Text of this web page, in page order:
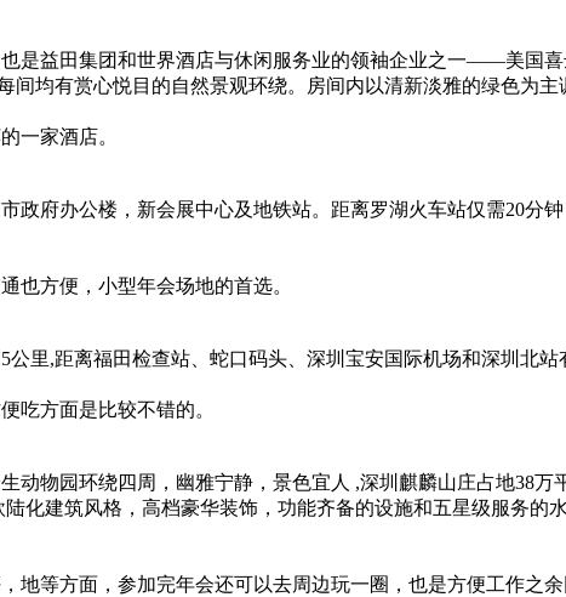
益田集团和世界酒店与休闲服务业的领袖企业之一——美国喜
均有赏心悦目的自然景观环绕。房间内以清新淡雅的绿色为主
一家酒店。
府办公楼，新会展中心及地铁站。距离罗湖火车站仅需20分
方便，小型年会场地的首选。
,距离福田检查站、蛇口码头、深圳宝安国际机场和深圳北站
吃方面是比较不错的。
物园环绕四周，幽雅宁静，景色宜人 ,深圳麒麟山庄占地38万
化建筑风格，高档豪华装饰，功能齐备的设施和五星级服务的
等方面，参加完年会还可以去周边玩一圈，也是方便工作之余